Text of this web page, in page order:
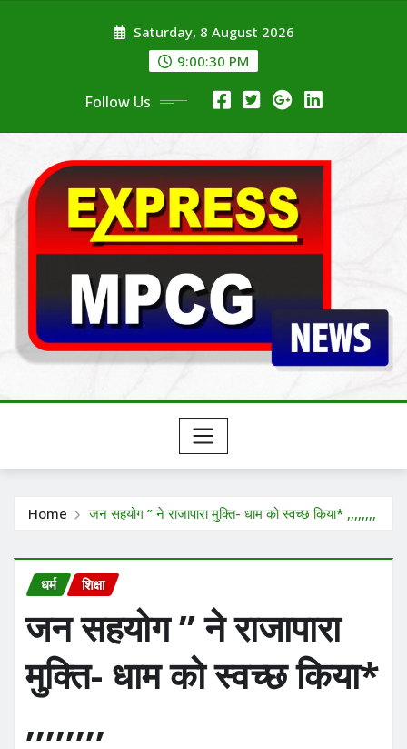
Saturday, 8 August 2026
9:00:31 PM
Follow Us
Home जन सहयोग ” ने राजापारा मुक्ति- धाम को स्वच्छ किया* ,,,,,,,,
धर्म शिक्षा
जन सहयोग ” ने राजापारा
मुक्ति- धाम को स्वच्छ किया*
,,,,,,,,